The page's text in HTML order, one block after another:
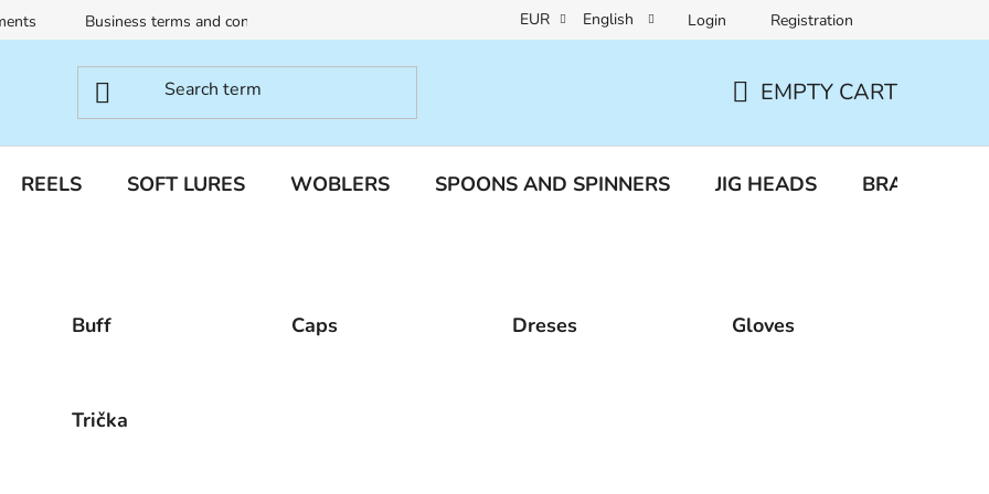
Business terms and conditions Terms of personal data protection Reclamation and returns
EUR English Login Registration
CART
EMPTY CART
REELS SOFT LURES WOBLERS SPOONS AND SPINNERS JIG HEADS BRAIDED
Buff Caps Dreses Gloves
Trička